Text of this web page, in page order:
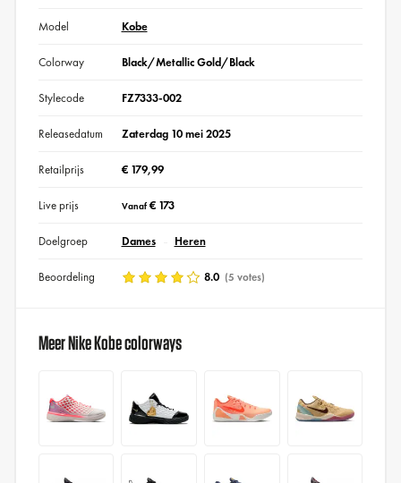
Model Kobe
Colorway Black/Metallic Gold/Black
Stylecode FZ7333-002
Releasedatum Zaterdag 10 mei 2025
Retailprijs € 179,99
Live prijs Vanaf€ 173
Doelgroep Dames Heren
Beoordeling 8.0 (5 votes)
Meer Nike Kobe colorways